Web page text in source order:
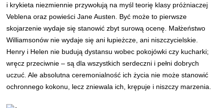
i krykieta niezmiennie przywołują na myśl teorię klasy próżniaczej
Veblena oraz powieści Jane Austen. Być może to pierwsze
skojarzenie wydaje się stanowić zbyt surową ocenę. Małżeństwo
Williamsonów nie wydaje się ani łupieżcze, ani niszczycielskie.
Henry i Helen nie budują dystansu wobec pokojówki czy kucharki;
wręcz przeciwnie – są dla wszystkich serdeczni i pełni dobrych
uczuć. Ale absolutna ceremonialność ich życia nie może stanowić
ochronnego kokonu, lecz zniewala ich, krępuje i niszczy marzenia.